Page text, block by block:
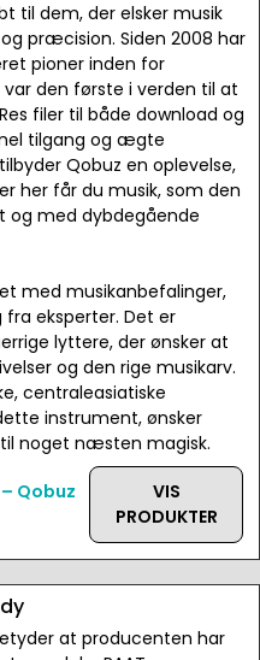
til dem, der elsker musik
præcision. Siden 2008 har
pioner inden for
den første i verden til at
filer til både download og
tilgang og ægte
Qobuz en oplevelse,
her får du musik, som den
med dybdegående
med musikanbefalinger,
eksperter. Det er
lyttere, der ønsker at
og den rige musikarv.
centraleasiatiske
instrument, ønsker
noget næsten magisk.
Qobuz
VIS
PRODUKTER
at producenten har